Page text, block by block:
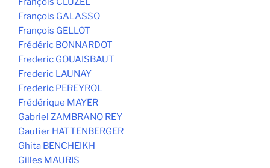
François GALASSO
François GELLOT
Frédéric BONNARDOT
Frederic GOUAISBAUT
Frederic LAUNAY
Frederic PEREYROL
Frédérique MAYER
Gabriel ZAMBRANO REY
Gautier HATTENBERGER
Ghita BENCHEIKH
Gilles MAURIS